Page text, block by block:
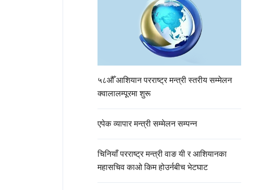
५८औँ आशियान परराष्ट्र मन्त्री स्तरीय सम्मेलन
क्वालालम्पूरमा शुरू
एपेक व्यापार मन्त्री सम्मेलन सम्पन्न
चिनियाँ परराष्ट्र मन्त्री वाङ यी र आशियानका
महासचिव काओ किम होउर्नबीच भेटघाट